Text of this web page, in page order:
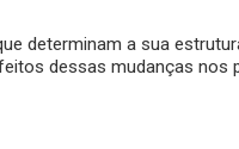
determinam a sua
dessas mudanças